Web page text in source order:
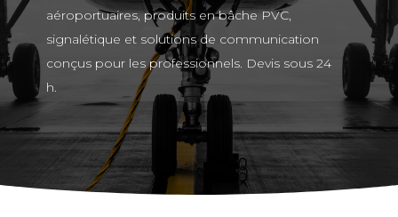
aéroportuaires, produits en bâche PVC,
signalétique et solutions de communication
conçus pour les professionnels. Devis sous 24
h.